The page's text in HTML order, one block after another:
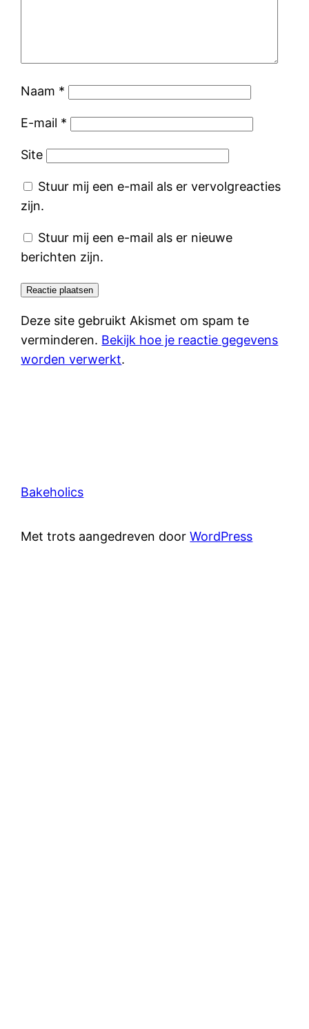
Naam *
E-mail *
Site
Stuur mij een e-mail als er vervolgreacties
zijn.
Stuur mij een e-mail als er nieuwe
berichten zijn.
Deze site gebruikt Akismet om spam te
verminderen. Bekijk hoe je reactie gegevens
worden verwerkt.
Bakeholics
Met trots aangedreven doorWordPress